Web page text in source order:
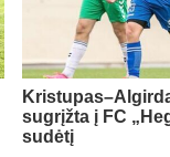
sugrįžta į FC
sudėtį